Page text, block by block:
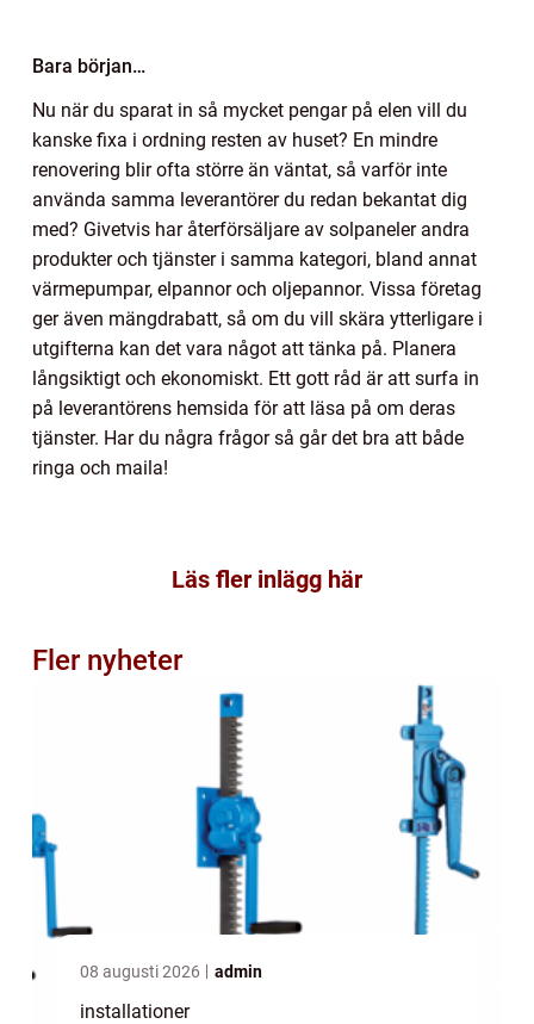
Bara början…
Nu när du sparat in så mycket pengar på elen vill du
kanske fixa i ordning resten av huset? En mindre
renovering blir ofta större än väntat, så varför inte
använda samma leverantörer du redan bekantat dig
med? Givetvis har återförsäljare av solpaneler andra
produkter och tjänster i samma kategori, bland annat
värmepumpar, elpannor och oljepannor. Vissa företag
ger även mängdrabatt, så om du vill skära ytterligare i
utgifterna kan det vara något att tänka på. Planera
långsiktigt och ekonomiskt. Ett gott råd är att surfa in
på leverantörens hemsida för att läsa på om deras
tjänster. Har du några frågor så går det bra att både
ringa och maila!
Läs fler inlägg här
Fler nyheter
08 augusti 2026 admin
installationer